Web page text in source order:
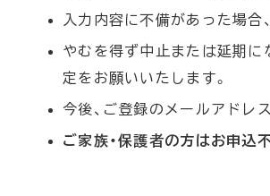
入力内容に不備があった場合
やむを得ず中止または延期に
定をお願いいたします。
今後、ご登録のメールアドレ
ご家族・保護者の方はお申込